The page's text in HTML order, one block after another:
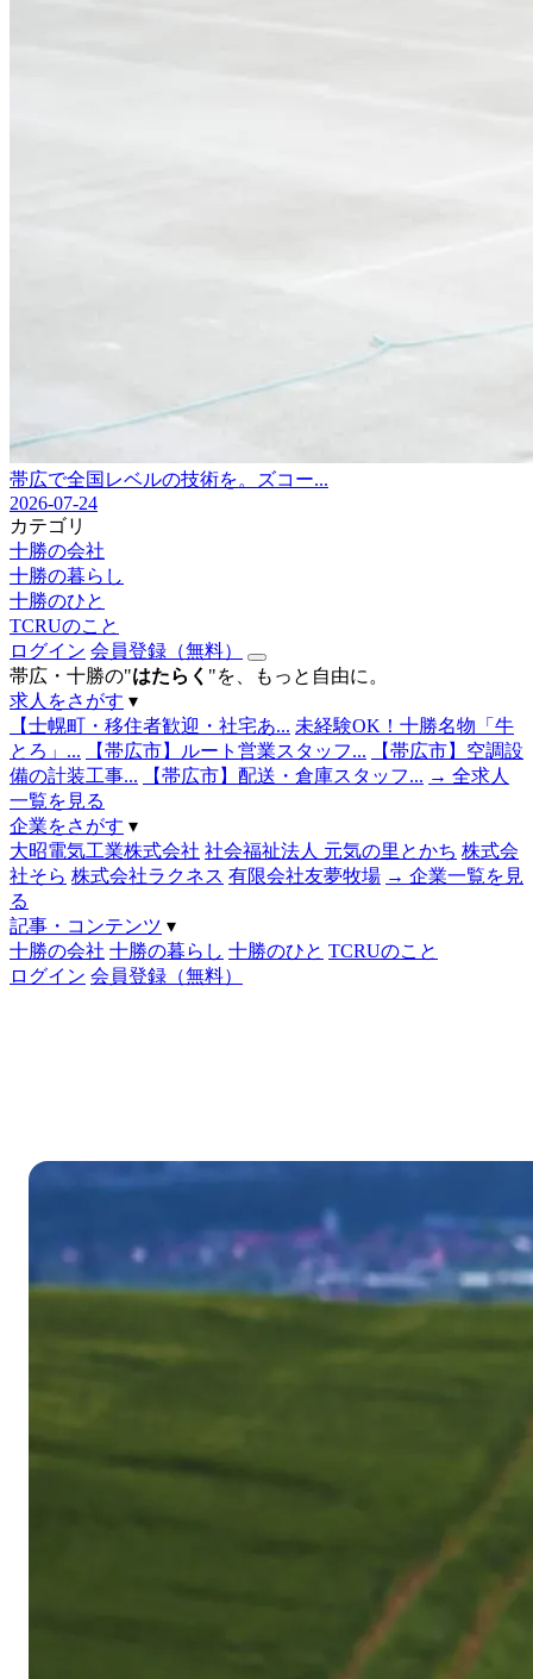
帯広で全国レベルの技術を。ズコー...
2026-07-24
カテゴリ
十勝の会社
十勝の暮らし
十勝のひと
TCRUのこと
ログイン 会員登録（無料）
帯広・十勝の"はたらく "を、もっと自由に。
求人をさがす ▾
【士幌町・移住者歓迎・社宅あ... 未経験OK！十勝名物「牛
とろ」...
【帯広市】ルート営業スタッフ...
【帯広市】空調設
備の計装工事...
【帯広市】配送・倉庫スタッフ... → 全求人
一覧を見る
企業をさがす ▾
大昭電気工業株式会社 社会福祉法人 元気の里とかち 株式会
社そら 株式会社ラクネス 有限会社友夢牧場 → 企業一覧を見
る
記事・コンテンツ ▾
十勝の会社 十勝の暮らし 十勝のひと TCRUのこと
ログイン 会員登録（無料）